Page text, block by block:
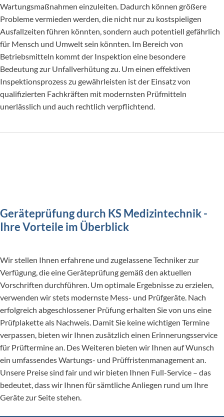
Wartungsmaßnahmen einzuleiten. Dadurch können größere
Probleme vermieden werden, die nicht nur zu kostspieligen
Ausfallzeiten führen könnten, sondern auch potentiell gefährlich
für Mensch und Umwelt sein könnten. Im Bereich von
Betriebsmitteln kommt der Inspektion eine besondere
Bedeutung zur Unfallverhütung zu. Um einen effektiven
Inspektionsprozess zu gewährleisten ist der Einsatz von
qualifizierten Fachkräften mit modernsten Prüfmitteln
unerlässlich und auch rechtlich verpflichtend.
Geräteprüfung durch KS Medizintechnik -
Ihre Vorteile im Überblick
Wir stellen Ihnen erfahrene und zugelassene Techniker zur
Verfügung, die eine Geräteprüfung gemäß den aktuellen
Vorschriften durchführen. Um optimale Ergebnisse zu erzielen,
verwenden wir stets modernste Mess- und Prüfgeräte. Nach
erfolgreich abgeschlossener Prüfung erhalten Sie von uns eine
Prüfplakette als Nachweis. Damit Sie keine wichtigen Termine
verpassen, bieten wir Ihnen zusätzlich einen Erinnerungsservice
für Prüftermine an. Des Weiteren bieten wir Ihnen auf Wunsch
ein umfassendes Wartungs- und Prüffristenmanagement an.
Unsere Preise sind fair und wir bieten Ihnen Full-Service – das
bedeutet, dass wir Ihnen für sämtliche Anliegen rund um Ihre
Geräte zur Seite stehen.